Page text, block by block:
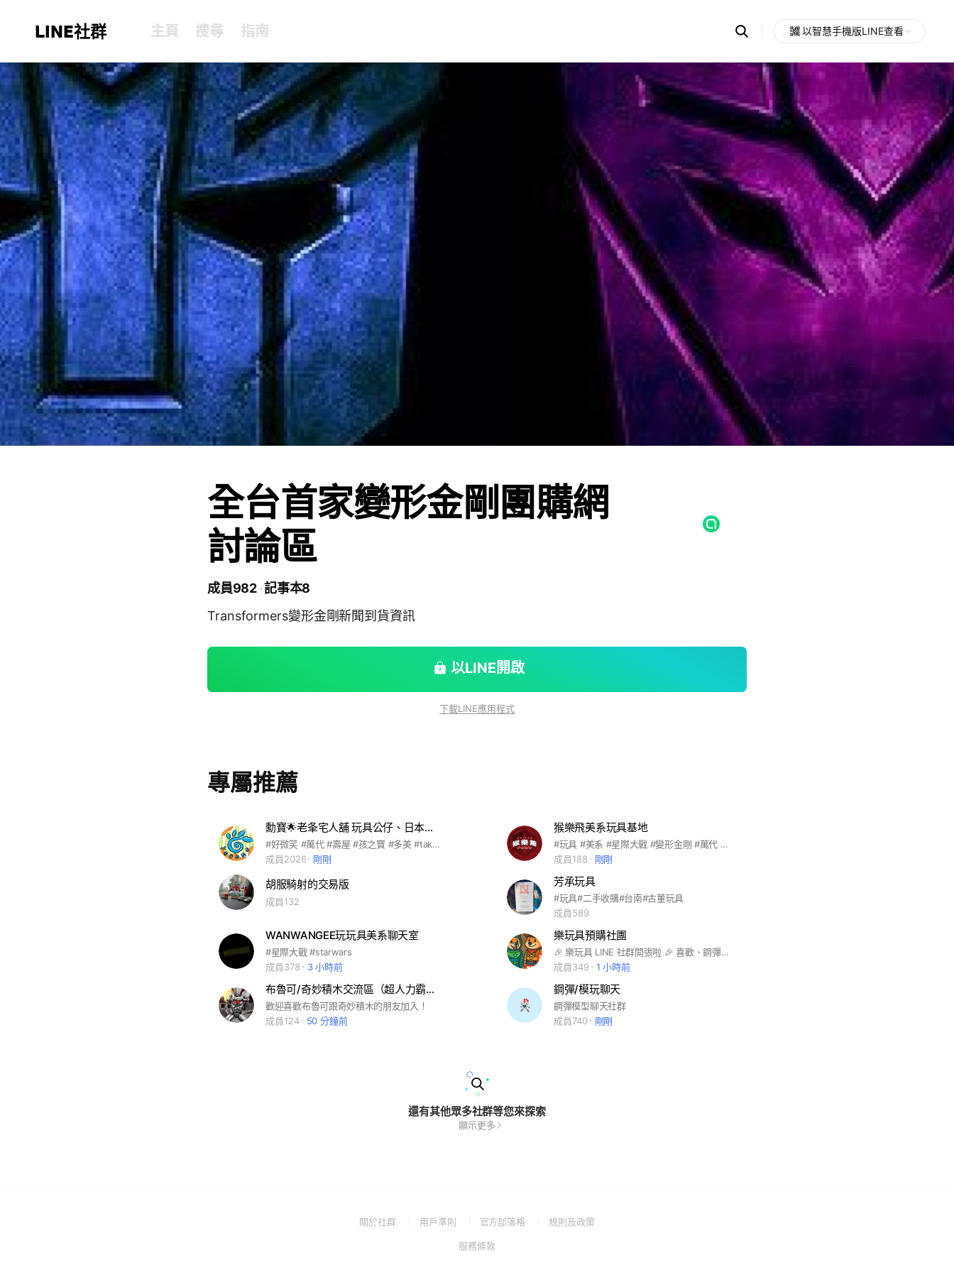
LINE社群 主頁 搜尋 指南 Search
OpenChats
messages
search
area
以智慧手機版LINE查看
全台首家變形金剛團購網
討論區
成員982 記事本8
Transformers變形金剛新聞到貨資訊
以LINE開啟
下載LINE應用程式
專屬推薦
勳寶🌟老夆宅人舖 玩具公仔、日本模型（現貨+預購）
#好微笑 #萬代 #壽屋 #孩之寶 #多美 #takaratomy #變形金剛 #漫威 #星際大戰 #咒術迴戰 #航海王 #海賊王 #七龍珠 #蜘蛛人 #鋼鐵人 #美國隊長 #浩克 #SEGA #青島 #3A #萬代收藏 #扭蛋 #盒玩 #食玩 #組裝模型 #鋼彈 #比例模型 #GSC #黏土人 #figma #popupparade #聖鬥士 #假面騎士 #超人力霸王 #奧特曼 #多美小汽車 #合金小車 #寶可夢 #SHF #超合金 #robot魂 #戴亞克隆 #MEDICOS
成員2026
剛剛
猴樂飛美系玩具基地
#玩具 #美系 #星際大戰 #變形金剛 #萬代 #Neca #收藏 #孩之寶 #漫威 #Marvel #Bandai
成員188
剛剛
胡服騎射的交易版
成員132
芳承玩具
#玩具#二手收購#台南#古董玩具
成員589
WANWANGEE玩玩具美系聊天室
#星際大戰 #starwars
成員378
3 小時前
樂玩具預購社團
🎉 樂玩具 LINE 社群開張啦 🎉 喜歡、鋼彈、超合金、可動人形、哥吉拉預購通通都在這裡！ 一起聊、一起回憶童年 🔥 掃描下方QR Code馬上加入 📦【每天更新】預購品速報、到貨通知 🧸【限定活動】社群專屬優惠 📣【即時互動】你問我答，入坑不迷路
成員349
1 小時前
布魯可/奇妙積木交流區（超人力霸王、變形金剛、假面騎士、戰隊...等產品）
歡迎喜歡布魯可跟奇妙積木的朋友加入！
成員124
50 分鐘前
鋼彈/模玩聊天
鋼彈模型聊天社群
成員740
剛剛
還有其他眾多社群等您來探索
顯示更多
關於社群
(Open用戶準則
(Open
a
官方部落格
(Open規則及政策(Open
服務條款(Open